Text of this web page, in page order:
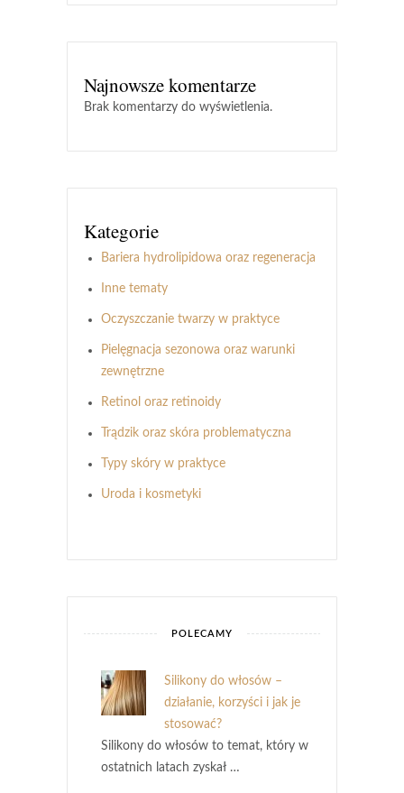
Najnowsze komentarze
Brak komentarzy do wyświetlenia.
Kategorie
Bariera hydrolipidowa oraz regeneracja
Inne tematy
Oczyszczanie twarzy w praktyce
Pielęgnacja sezonowa oraz warunki
zewnętrzne
Retinol oraz retinoidy
Trądzik oraz skóra problematyczna
Typy skóry w praktyce
Uroda i kosmetyki
POLECAMY
Silikony do włosów –
działanie, korzyści i jak je
stosować?
Silikony do włosów to temat, który w
ostatnich latach zyskał …